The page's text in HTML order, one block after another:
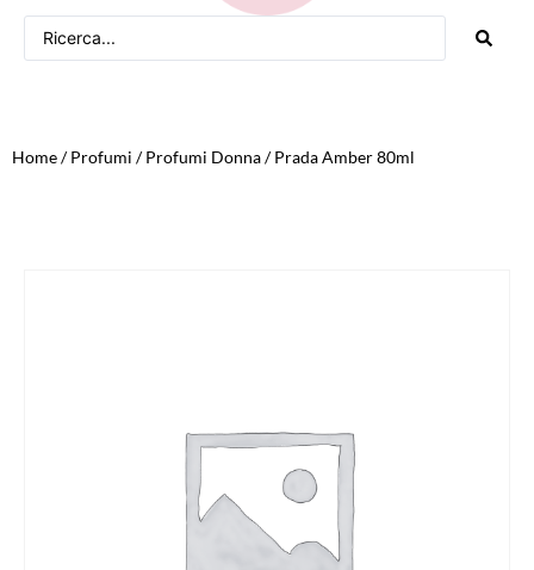
Home/Profumi /Profumi Donna/ Prada Amber 80ml